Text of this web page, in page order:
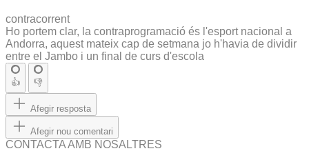
contracorrent
Ho portem clar, la contraprogramació és l'esport nacional a
Andorra, aquest mateix cap de setmana jo h'havia de dividir
entre el Jambo i un final de curs d'escola
👍 👎
Afegir resposta
Afegir nou comentari
CONTACTA AMB NOSALTRES